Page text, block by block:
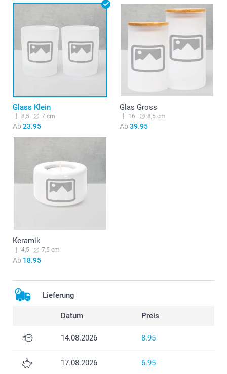
Glass Klein
8,5 7 cm
Ab 23.95
Glas Gross
16 8,5 cm
Ab 39.95
Keramik
4,5 7,5 cm
Ab 18.95
Lieferung
Datum Preis
14.08.2026 8.95
17.08.2026 6.95